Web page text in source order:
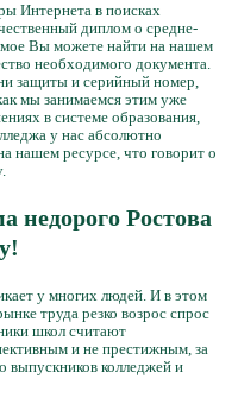
Интернета в поисках
диплом о средне-
Вы можете найти на нашем
необходимого документа.
защиты и серийный номер,
мы занимаемся этим уже
в системе образования,
у нас абсолютно
нашем ресурсе, что говорит о
недорого Ростова
у многих людей. И в этом
труда резко возрос спрос
школ считают
и не престижным, за
выпускников колледжей и